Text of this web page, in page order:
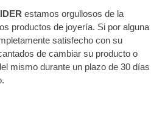
estamos orgullosos de la
productos de joyería. Si por alguna
satisfecho con su
de cambiar su producto o
mismo durante un plazo de 30 días